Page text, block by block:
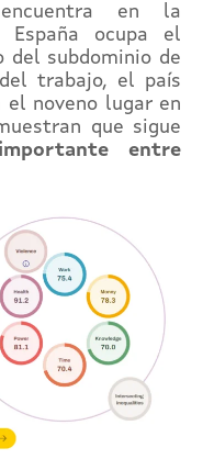
en la
ocupa el
del subdominio de
trabajo, el país
el noveno lugar en
que sigue
entre